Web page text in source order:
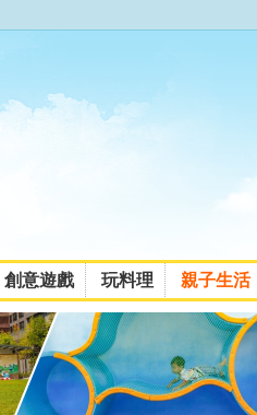
創意遊戲 玩料理 親子生活